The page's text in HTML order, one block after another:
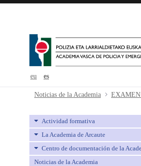
eu es
EXAMEN ORAL
Noticias de la Academia
Actividad formativa
La Academia de Arcaute
Centro de documentación de la
Noticias de la Academia